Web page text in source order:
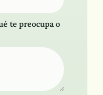
te preocupa o